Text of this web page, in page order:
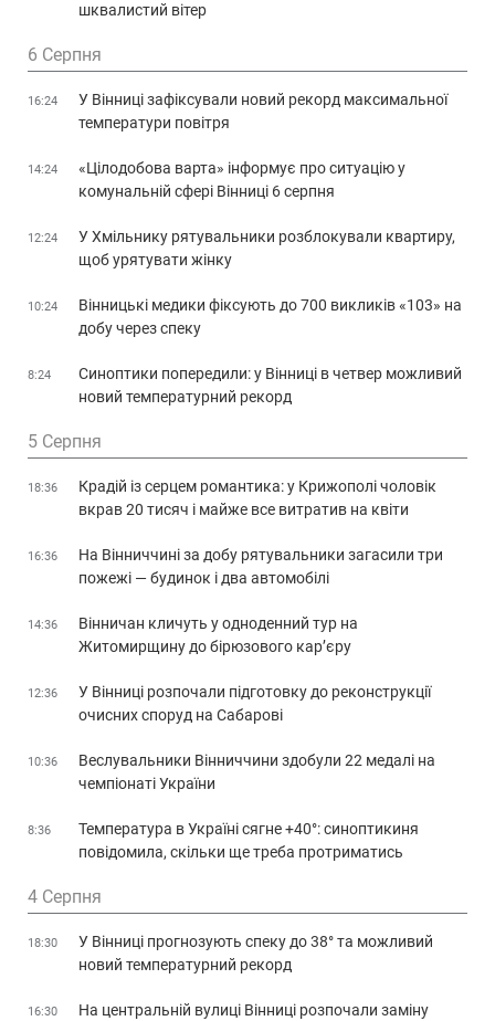
шквалистий вітер
6 Серпня
16:24
У Вінниці зафіксували новий рекорд максимальної
температури повітря
14:24
«Цілодобова варта» інформує про ситуацію у
комунальній сфері Вінниці 6 серпня
12:24
У Хмільнику рятувальники розблокували квартиру,
щоб урятувати жінку
10:24
Вінницькі медики фіксують до 700 викликів «103» на
добу через спеку
8:24
Синоптики попередили: у Вінниці в четвер можливий
новий температурний рекорд
5 Серпня
18:36
Крадій із серцем романтика: у Крижополі чоловік
вкрав 20 тисяч і майже все витратив на квіти
16:36
На Вінниччині за добу рятувальники загасили три
пожежі — будинок і два автомобілі
14:36
Вінничан кличуть у одноденний тур на
Житомирщину до бірюзового кар’єру
12:36
У Вінниці розпочали підготовку до реконструкції
очисних споруд на Сабарові
10:36
Веслувальники Вінниччини здобули 22 медалі на
чемпіонаті України
8:36
Температура в Україні сягне +40°: синоптикиня
повідомила, скільки ще треба протриматись
4 Серпня
18:30
У Вінниці прогнозують спеку до 38° та можливий
новий температурний рекорд
16:30
На центральній вулиці Вінниці розпочали заміну